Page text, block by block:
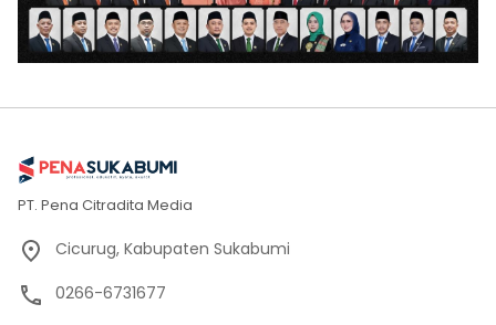
PT. Pena Citradita Media
Cicurug, Kabupaten Sukabumi
0266-6731677